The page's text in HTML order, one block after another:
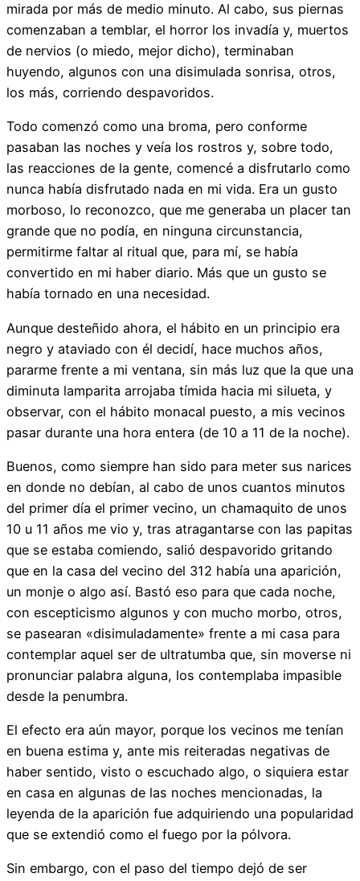
mirada por más de medio minuto. Al cabo, sus piernas
comenzaban a temblar, el horror los invadía y, muertos
de nervios (o miedo, mejor dicho), terminaban
huyendo, algunos con una disimulada sonrisa, otros,
los más, corriendo despavoridos.
Todo comenzó como una broma, pero conforme
pasaban las noches y veía los rostros y, sobre todo,
las reacciones de la gente, comencé a disfrutarlo como
nunca había disfrutado nada en mi vida. Era un gusto
morboso, lo reconozco, que me generaba un placer tan
grande que no podía, en ninguna circunstancia,
permitirme faltar al ritual que, para mí, se había
convertido en mi haber diario. Más que un gusto se
había tornado en una necesidad.
Aunque desteñido ahora, el hábito en un principio era
negro y ataviado con él decidí, hace muchos años,
pararme frente a mi ventana, sin más luz que la que una
diminuta lamparita arrojaba tímida hacia mi silueta, y
observar, con el hábito monacal puesto, a mis vecinos
pasar durante una hora entera (de 10 a 11 de la noche).
Buenos, como siempre han sido para meter sus narices
en donde no debían, al cabo de unos cuantos minutos
del primer día el primer vecino, un chamaquito de unos
10 u 11 años me vio y, tras atragantarse con las papitas
que se estaba comiendo, salió despavorido gritando
que en la casa del vecino del 312 había una aparición,
un monje o algo así. Bastó eso para que cada noche,
con escepticismo algunos y con mucho morbo, otros,
se pasearan «disimuladamente» frente a mi casa para
contemplar aquel ser de ultratumba que, sin moverse ni
pronunciar palabra alguna, los contemplaba impasible
desde la penumbra.
El efecto era aún mayor, porque los vecinos me tenían
en buena estima y, ante mis reiteradas negativas de
haber sentido, visto o escuchado algo, o siquiera estar
en casa en algunas de las noches mencionadas, la
leyenda de la aparición fue adquiriendo una popularidad
que se extendió como el fuego por la pólvora.
Sin embargo, con el paso del tiempo dejó de ser